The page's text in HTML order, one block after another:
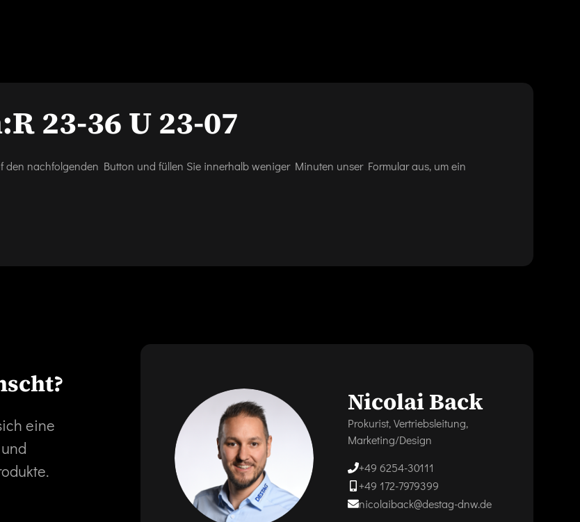
R 23-36 U 23-07
den nachfolgenden Button und füllen Sie innerhalb weniger Minuten unser Formular aus, um ein
eine
Nicolai Back
Prokurist, Vertriebsleitung,
Marketing/Design
+49 6254-30111
+49 172-7979399
nicolaiback@destag-dnw.de